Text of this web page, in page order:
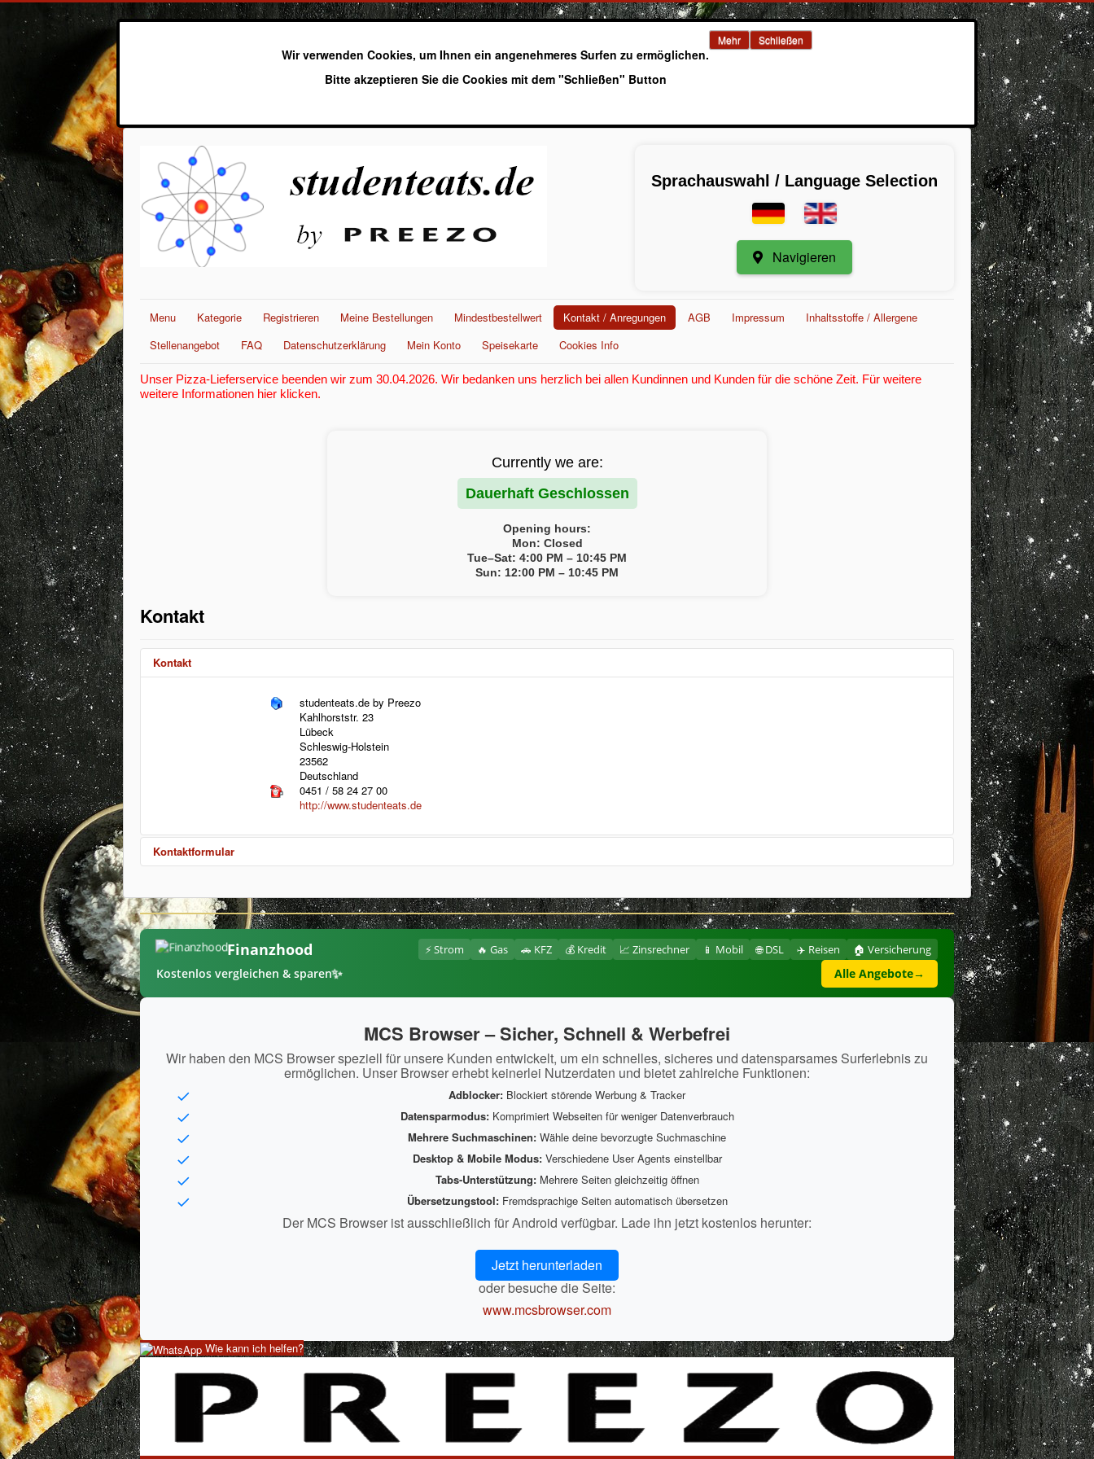
Wir verwenden Cookies, um Ihnen ein angenehmeres Surfen zu ermöglichen.
Bitte akzeptieren Sie die Cookies mit dem "Schließen" Button
Mehr Schließen
Sprachauswahl / Language Selection
Navigieren
Menu Kategorie Registrieren Meine Bestellungen Mindestbestellwert Kontakt / Anregungen AGB Impressum
Inhaltsstoffe / Allergene
Stellenangebot
FAQ Datenschutzerklärung Mein Konto Speisekarte Cookies Info
Unser Pizza-Lieferservice beenden wir zum 30.04.2026. Wir bedanken uns herzlich bei allen Kundinnen und Kunden für die schöne Zeit. Für weitere
weitere Informationen hier klicken.
Currently we are:
Dauerhaft Geschlossen
Opening hours:
Mon: Closed
Tue–Sat: 4:00 PM – 10:45 PM
Sun: 12:00 PM – 10:45 PM
Kontakt
Kontakt
studenteats.de by Preezo
Kahlhorststr. 23
Lübeck
Schleswig-Holstein
23562
Deutschland
0451 / 58 24 27 00
http://www.studenteats.de
Kontaktformular
Eine E-Mail senden
* Benötigtes Feld
Name*
E-Mail*
Betreff*
Protected by EasyCalcCheck Plus
E-Mail senden
Finanzhood ⚡ Strom 🔥 Gas 🚗 KFZ 💰 Kredit 📈 Zinsrechner 📱 Mobil 🌐 DSL ✈️ Reisen 🏠 Versicherung
Kostenlos vergleichen & sparen✨ Alle Angebote→
MCS Browser – Sicher, Schnell & Werbefrei
Wir haben den MCS Browser speziell für unsere Kunden entwickelt, um ein schnelles, sicheres und datensparsames Surferlebnis zu
ermöglichen. Unser Browser erhebt keinerlei Nutzerdaten und bietet zahlreiche Funktionen:
Adblocker: Blockiert störende Werbung & Tracker
Datensparmodus:Komprimiert Webseiten für weniger Datenverbrauch
Mehrere Suchmaschinen: Wähle deine bevorzugte Suchmaschine
Desktop & Mobile Modus:Verschiedene User Agents einstellbar
Tabs-Unterstützung:Mehrere Seiten gleichzeitig öffnen
Übersetzungstool:Fremdsprachige Seiten automatisch übersetzen
Der MCS Browser ist ausschließlich für Android verfügbar. Lade ihn jetzt kostenlos herunter:
Jetzt herunterladen
oder besuche die Seite:
www.mcsbrowser.com
Wie kann ich helfen?